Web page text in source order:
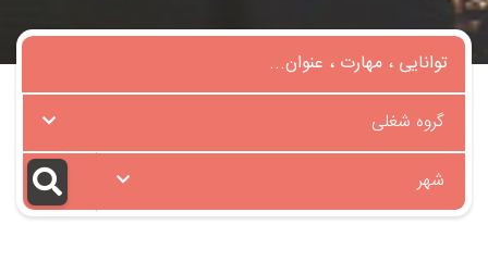
گروه شغلی
شهر